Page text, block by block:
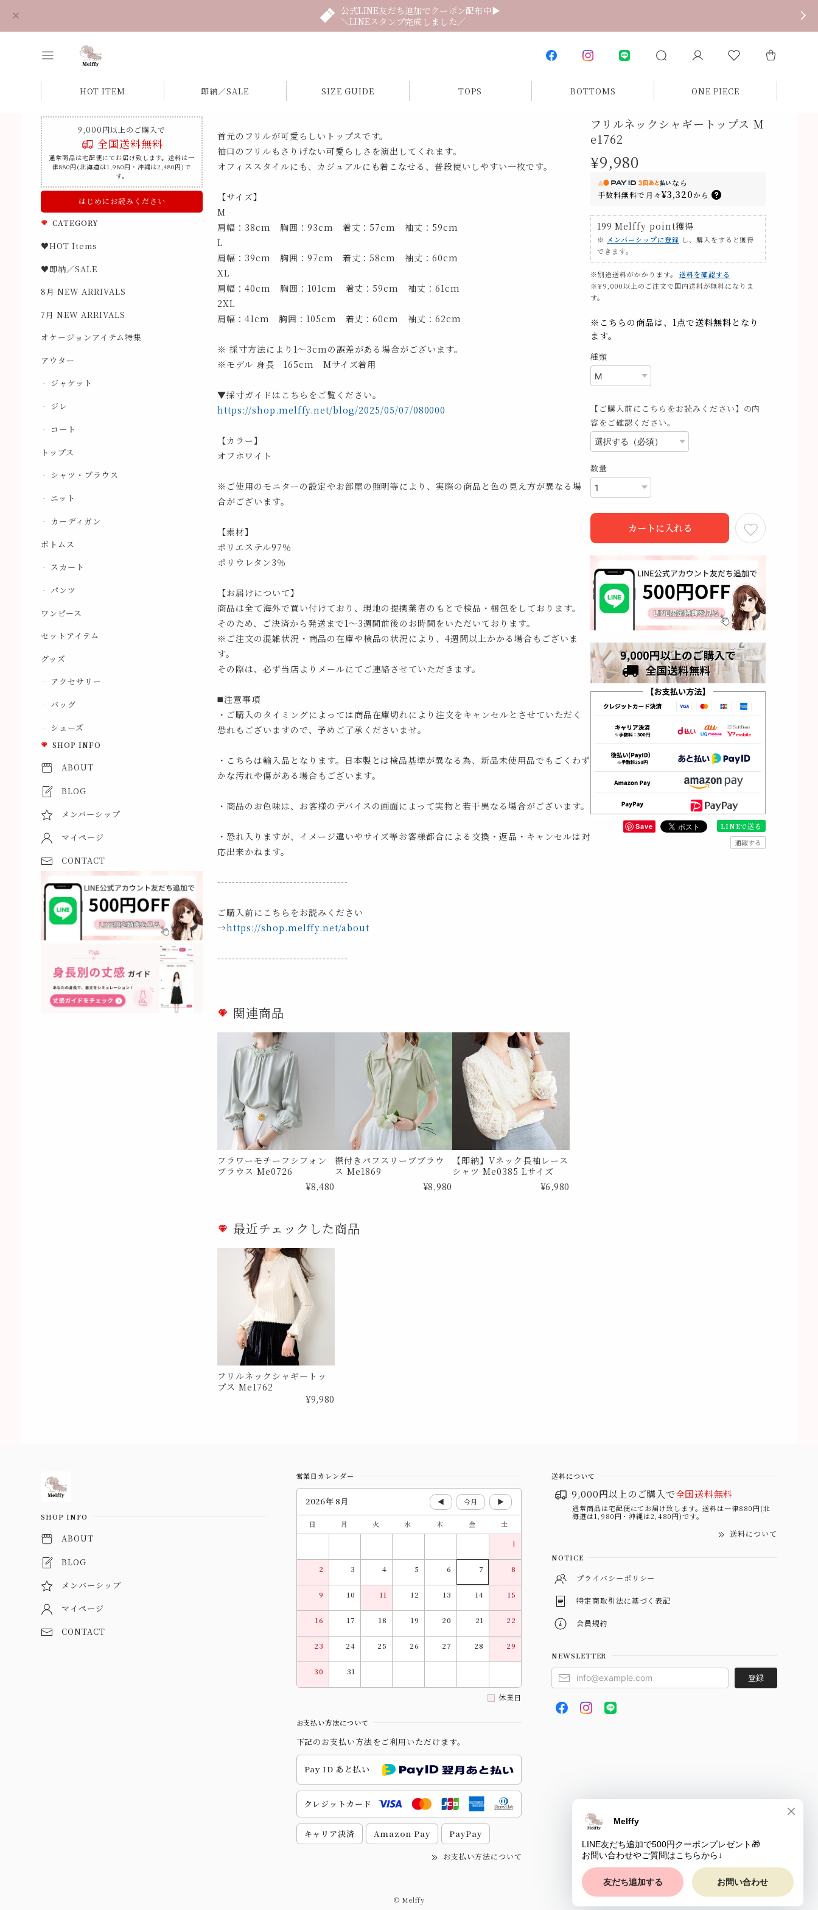
公式LINE友だち追加でクーポン配布中▶
＼LINEスタンプ完成しました／
HOT ITEM 即納／SALE SIZE GUIDE TOPS BOTTOMS ONE PIECE
9,000円以上のご購入で
全国送料無料
通常商品は宅配便にてお届け致します。送料は一
律880円(北海道は1,980円・沖縄は2,480円)で
す。
はじめにお読みください
CATEGORY
♥HOT Items
♥即納／SALE
8月 NEW ARRIVALS
7月 NEW ARRIVALS
オケージョンアイテム特集
アウター
ジャケット
ジレ
コート
トップス
シャツ・ブラウス
ニット
カーディガン
ボトムス
スカート
パンツ
ワンピース
セットアイテム
グッズ
アクセサリー
バッグ
シューズ
SHOP INFO
ABOUT
BLOG
メンバーシップ
マイページ
CONTACT
首元のフリルが可愛らしいトップスです。
袖口のフリルもさりげない可愛らしさを演出してくれます。
オフィススタイルにも、カジュアルにも着こなせる、普段使いしやすい一枚です。
【サイズ】
M
肩幅：38cm 胸囲：93cm 着丈：57cm 袖丈：59cm
L
肩幅：39cm 胸囲：97cm 着丈：58cm 袖丈：60cm
XL
肩幅：40cm 胸囲：101cm 着丈：59cm 袖丈：61cm
2XL
肩幅：41cm 胸囲：105cm 着丈：60cm 袖丈：62cm
※ 採寸方法により1～3cmの誤差がある場合がございます。
※モデル 身長 165cm Mサイズ着用
▼採寸ガイドはこちらをご覧ください。
https://shop.melffy.net/blog/2025/05/07/080000
【カラー】
オフホワイト
※ご使用のモニターの設定やお部屋の照明等により、実際の商品と色の見え方が異なる場
合がございます。
【素材】
ポリエステル97％
ポリウレタン3％
【お届けについて】
商品は全て海外で買い付けており、現地の提携業者のもとで検品・梱包をしております。
そのため、ご決済から発送まで1～3週間前後のお時間をいただいております。
※ご注文の混雑状況・商品の在庫や検品の状況により、4週間以上かかる場合もございま
す。
その際は、必ず当店よりメールにてご連絡させていただきます。
◼️注意事項
・ご購入のタイミングによっては商品在庫切れにより注文をキャンセルとさせていただく
恐れもございますので、予めご了承くださいませ。
・こちらは輸入品となります。日本製とは検品基準が異なる為、新品未使用品でもごくわず
かな汚れや傷がある場合もございます。
・商品のお色味は、お客様のデバイスの画面によって実物と若干異なる場合がございます。
・恐れ入りますが、イメージ違いやサイズ等お客様都合による交換・返品・キャンセルは対
応出来かねます。
------------------------------------
ご購入前にこちらをお読みください
→https://shop.melffy.net/about
------------------------------------
フリルネックシャギートップス M
e1762
¥9,980
なら
手数料無料で 月々¥3,320から
199 Melffy point獲得
※ メンバーシップに登録 し、購入をすると獲得
できます。
※別途送料がかかります。
送料を確認する
※¥9,000以上のご注文で国内送料が無料になりま
す。
※こちらの商品は、1点で送料無料 となり
ます。
種類
【ご購入前にこちらをお読みください】の内
容をご確認ください。
数量
カートに入れる
Save
LINEで送る
通報する
関連商品
フラワーモチーフシフォン
ブラウス Me0726
¥8,480
襟付きパフスリーブブラウ
ス Me1869
¥8,980
【即納】Vネック長袖レース
シャツ Me0385 Lサイズ
¥6,980
最近チェックした商品
フリルネックシャギートッ
プス Me1762
¥9,980
Information
SHOP INFO
ABOUT
BLOG
メンバーシップ
マイページ
CONTACT
営業日カレンダー
2026年 8月 ◀ 今月 ▶
日 月 火 水 木 金
土
1
2 3 4 5 6 7 8
9 10 11 12 13 14 15
16 17 18 19 20 21 22
23 24 25 26 27 28 29
30 31
休業日
お支払い方法について
下記のお支払い方法をご利用いただけます。
Pay ID あと払い
クレジットカード
キャリア決済 Amazon Pay PayPay
お支払い方法について
送料について
9,000円以上のご購入で全国送料無料
通常商品は宅配便にてお届け致します。送料は一律880円(北
海道は1,980円・沖縄は2,480円)です。
送料について
NOTICE
プライバシーポリシー
特定商取引法に基づく表記
会員規約
NEWSLETTER
登録
© Melffy